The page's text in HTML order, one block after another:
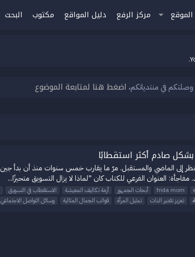
الموقع مركز الرفع دليل المواقع مكتوب البحث
في منتدياتكم، اضغط هنا لمتابعة الموضوع
صادم أكثر استقطابًا
العنوان الفرعي للكتاب كان "لماذا لا يزال التسويق متحيزًا...
frida mom أبحاث الجمهور أزمة تكاليف المعيشة الاستقطاب في التسويق
تعزيز تقدير الذات تمثيل المرأة قوالب الجمال المثالية وسائل التواصل الاجتماعي